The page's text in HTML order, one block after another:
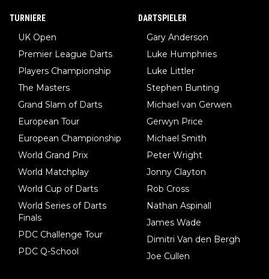
TURNIERE
UK Open
Premier League Darts
Players Championship
The Masters
Grand Slam of Darts
European Tour
European Championship
World Grand Prix
World Matchplay
World Cup of Darts
World Series of Darts
Finals
PDC Challenge Tour
PDC Q-School
DARTSPIELER
Gary Anderson
Luke Humphries
Luke Littler
Stephen Bunting
Michael van Gerwen
Gerwyn Price
Michael Smith
Peter Wright
Jonny Clayton
Rob Cross
Nathan Aspinall
James Wade
Dimitri Van den Bergh
Joe Cullen